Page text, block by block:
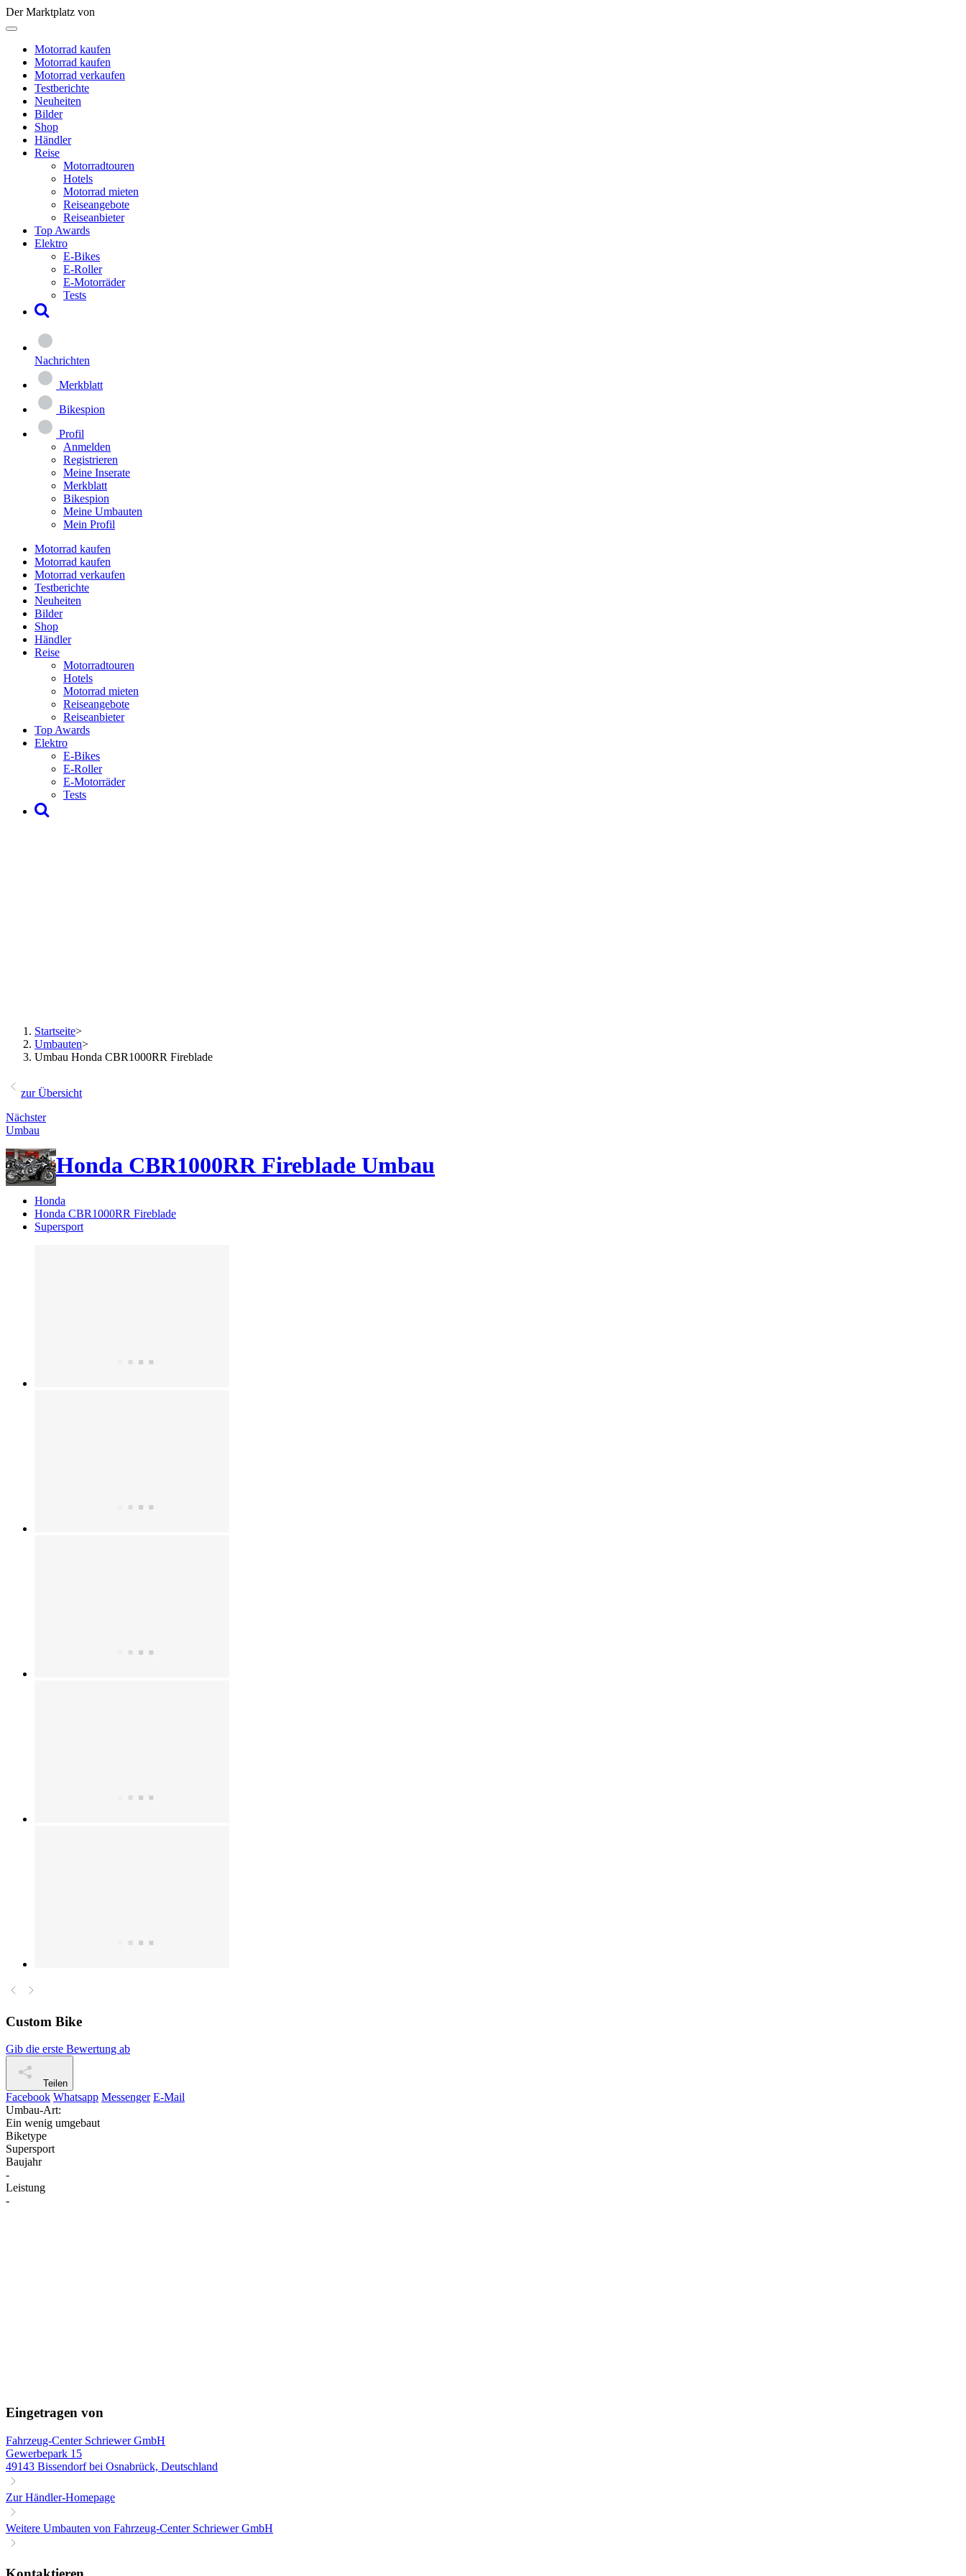
Der Marktplatz von
Motorrad kaufen
Motorrad kaufen
Motorrad verkaufen
Testberichte
Neuheiten
Bilder
Shop
Händler
Reise
Motorradtouren
Hotels
Motorrad mieten
Reiseangebote
Reiseanbieter
Top Awards
Elektro
E-Bikes
E-Roller
E-Motorräder
Tests
Nachrichten
Merkblatt
Bikespion
Profil
Anmelden
Registrieren
Meine Inserate
Merkblatt
Bikespion
Meine Umbauten
Mein Profil
Motorrad kaufen
Motorrad kaufen
Motorrad verkaufen
Testberichte
Neuheiten
Bilder
Shop
Händler
Reise
Motorradtouren
Hotels
Motorrad mieten
Reiseangebote
Reiseanbieter
Top Awards
Elektro
E-Bikes
E-Roller
E-Motorräder
Tests
Startseite>
Umbauten>
Umbau Honda CBR1000RR Fireblade
zur Übersicht
Nächster
Umbau
Honda CBR1000RR Fireblade Umbau
Honda
Honda CBR1000RR Fireblade
Supersport
Custom Bike
Gib die erste Bewertung ab
Teilen
Facebook Whatsapp Messenger E-Mail
Umbau-Art:
Ein wenig umgebaut
Biketype
Supersport
Baujahr
-
Leistung
-
Eingetragen von
Fahrzeug-Center Schriewer GmbH
Gewerbepark 15
49143 Bissendorf bei Osnabrück, Deutschland
Zur Händler-Homepage
Weitere Umbauten von Fahrzeug-Center Schriewer GmbH